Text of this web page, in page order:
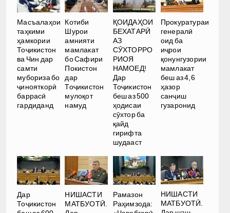
Масъалаҳои
таҳкими
ҳамкории
Тоҷикистон
ва Чин дар
самти
мубориза бо
ҷинояткорӣ
баррасӣ
гардиданд
Котиби
Шурои
амнияти
мамлакат
бо Сафири
Покистон
дар
Тоҷикистон
мулоқот
намуд
ҚОИДАҲОИ
БЕХАТАРӢ
АЗ
СӮХТОРРО
РИОЯ
НАМОЕД!
Дар
Тоҷикистон
беш аз 500
ҳодисаи
сӯхтор ба
қайд
гирифта
шудааст
Прокуратураи
генералӣ
оид ба
иҷрои
қонунгузории
мамлакат
беш аз 4,6
ҳазор
санҷиш
гузаронид
Дар
Тоҷикистон
НИШАСТИ
МАТБУОТӢ.
Рамазон
Раҳимзода:
НИШАСТИ
МАТБУОТӢ.